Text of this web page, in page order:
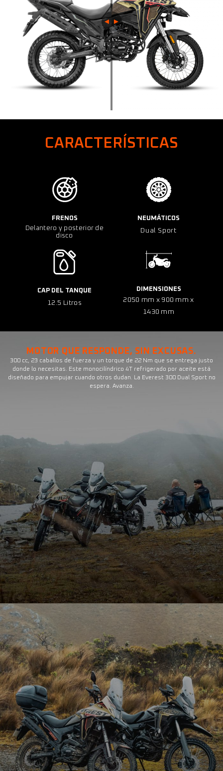
◄︎ ►︎
CARACTERÍSTICAS
FRENOS
Delantero y posterior de
disco
CAP DEL TANQUE
12.5 Litros
NEUMÁTICOS
Dual Sport
DIMENSIONES
2050 mm x 900 mm x
1430 mm
MOTOR QUE RESPONDE, SIN EXCUSAS.
300 cc, 23 caballos de fuerza y un torque de 22 Nm que se entrega justo
donde lo necesitas. Este monocilíndrico 4T refrigerado por aceite está
diseñado para empujar cuando otros dudan. La Everest 300 Dual Sport no
espera. Avanza.